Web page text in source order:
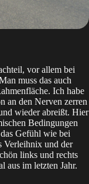
vor allem bei
muss das auch
Ich habe
an den Nerven zerren
wieder abreißt. Hier
Bedingungen
Gefühl wie bei
Verleihnix und der
links und rechts
aus im letzten Jahr.